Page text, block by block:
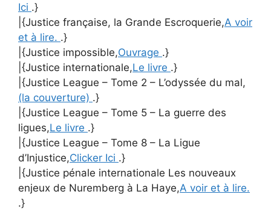
Ici .}
|{Justice française, la Grande Escroquerie,A voir
et à lire. .}
|{Justice impossible,Ouvrage .}
|{Justice internationale,Le livre .}
|{Justice League – Tome 2 – L’odyssée du mal,
(la couverture) .}
|{Justice League – Tome 5 – La guerre des
ligues,Le livre .}
|{Justice League – Tome 8 – La Ligue
d’Injustice,Clicker Ici .}
|{Justice pénale internationale Les nouveaux
enjeux de Nuremberg à La Haye,A voir et à lire.
.}